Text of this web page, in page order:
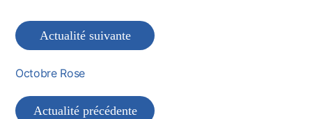
Actualité précédente
Actualité suivante
Octobre Rose